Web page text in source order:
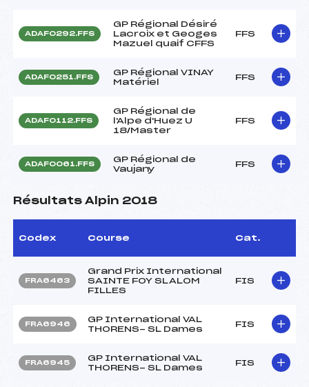
ADAF0292.FFS
GP Régional Désiré
Lacroix et Geoges
Mazuel quaif CFFS
FFS
ADAF0251.FFS
GP Régional VINAY
Matériel
FFS
ADAF0112.FFS
GP Régional de
l'Alpe d'Huez U
18/Master
FFS
ADAF0061.FFS
GP Régional de
Vaujany
FFS
Résultats Alpin 2018
Codex Course Cat.
FRA6463
Grand Prix International
SAINTE FOY SLALOM
FILLES
FIS
FRA6946
GP International VAL
THORENS- SL Dames
FIS
FRA6945
GP International VAL
THORENS- SL Dames
FIS